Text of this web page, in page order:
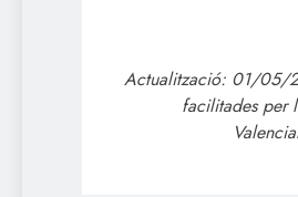
Actualització: 01/05/
facilitades per